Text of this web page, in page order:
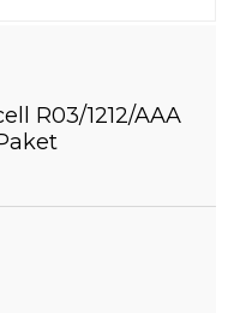
R03/1212/AAA